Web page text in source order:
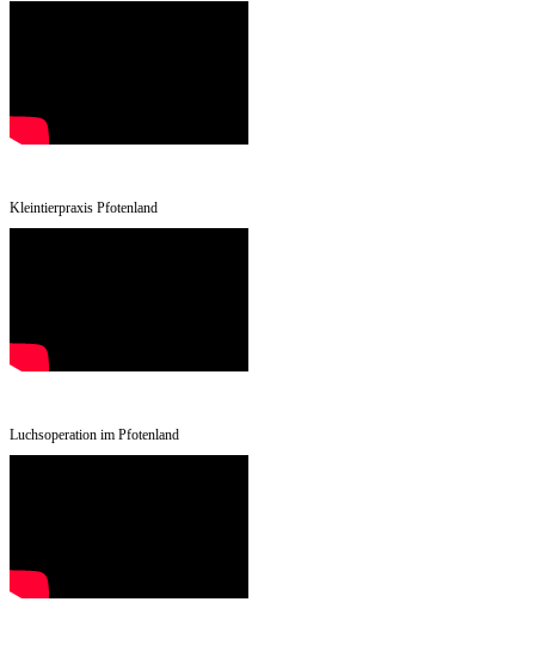
Kleintierpraxis Pfotenland
Luchsoperation im Pfotenland